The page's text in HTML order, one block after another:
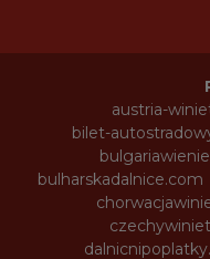
austria-
bilet-
bulharskadalnice.com